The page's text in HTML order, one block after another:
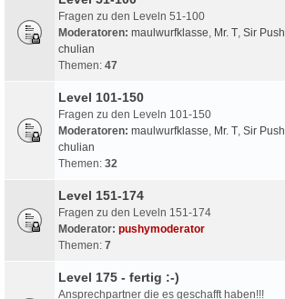
Fragen zu den Leveln 51-100
Moderatoren: maulwurfklasse, Mr. T, Sir Push
chulian
Themen: 47
Level 101-150
Fragen zu den Leveln 101-150
Moderatoren: maulwurfklasse, Mr. T, Sir Push
chulian
Themen: 32
Level 151-174
Fragen zu den Leveln 151-174
Moderator: pushymoderator
Themen: 7
Level 175 - fertig :-)
Ansprechpartner die es geschafft haben!!!